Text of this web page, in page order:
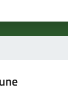
su 5
su 5
5